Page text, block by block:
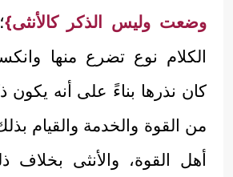
وضعت وليس الذكر كالأنثى}
الكلام نوع تضرع منها
كان نذرها بناءً على أنه
من القوة والخدمة والقيام
أهل القوة، والأنثى بخلاف